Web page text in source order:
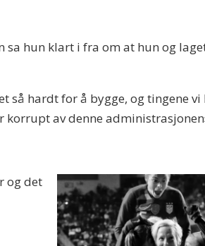
sa hun klart i fra om at hun og
så hardt for å bygge, og tingene
av denne
og det